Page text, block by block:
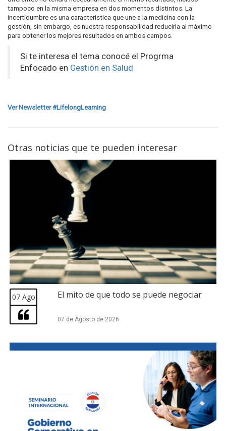
tampoco en la misma empresa en dos momentos distintos. La
incertidumbre es una característica que une a la medicina con la
gestión, sin embargo, es nuestra responsabilidad reducirla al máximo
para obtener los mejores resultados en ambos campos.
Si te interesa el tema conocé el Progrma
Enfocado en Gestión en Salud
Ver Newsletter #LifelongLearning
Otras noticias que te pueden interesar
07 Ago El mito de que todo se puede negociar
07 de Agosto de 2026